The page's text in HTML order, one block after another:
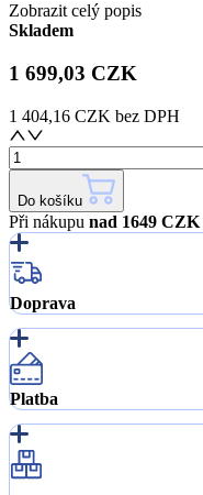
Zobrazit celý popis
Skladem
1 699,03 CZK
1 404,16 CZK bez DPH
Do košíku
Při nákupu nad 1649 CZK
Doprava
Platba